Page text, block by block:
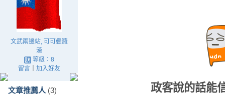
文武兩邊站, 可可疊羅
漢
等級：8
留言｜ 加入好友
文章推薦人 (3) 政客說的話能